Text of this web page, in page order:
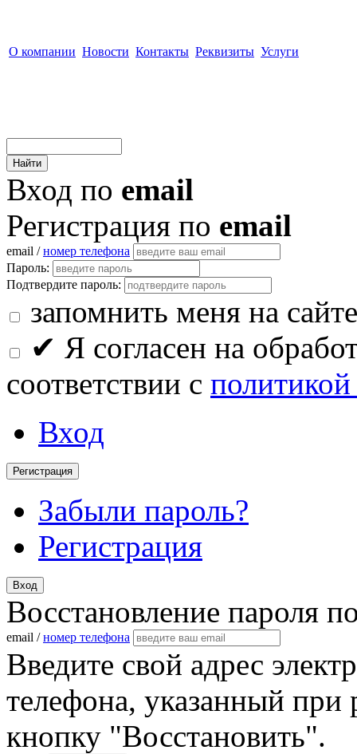
О компании Новости Контакты Реквизиты Услуги
Вход по email
Регистрация по email
email /номер телефона
Пароль:
Подтвердите пароль:
запомнить меня на сайте
✔ Я согласен на
соответствии с
Вход
Регистрация
Забыли пароль?
Регистрация
Вход
Восстановление пароля
email /номер телефона
Введите свой адрес
телефона, указанный при
кнопку "Восстановить".